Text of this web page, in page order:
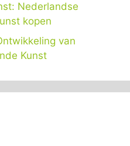
Nederlandse
kopen
van
Kunst